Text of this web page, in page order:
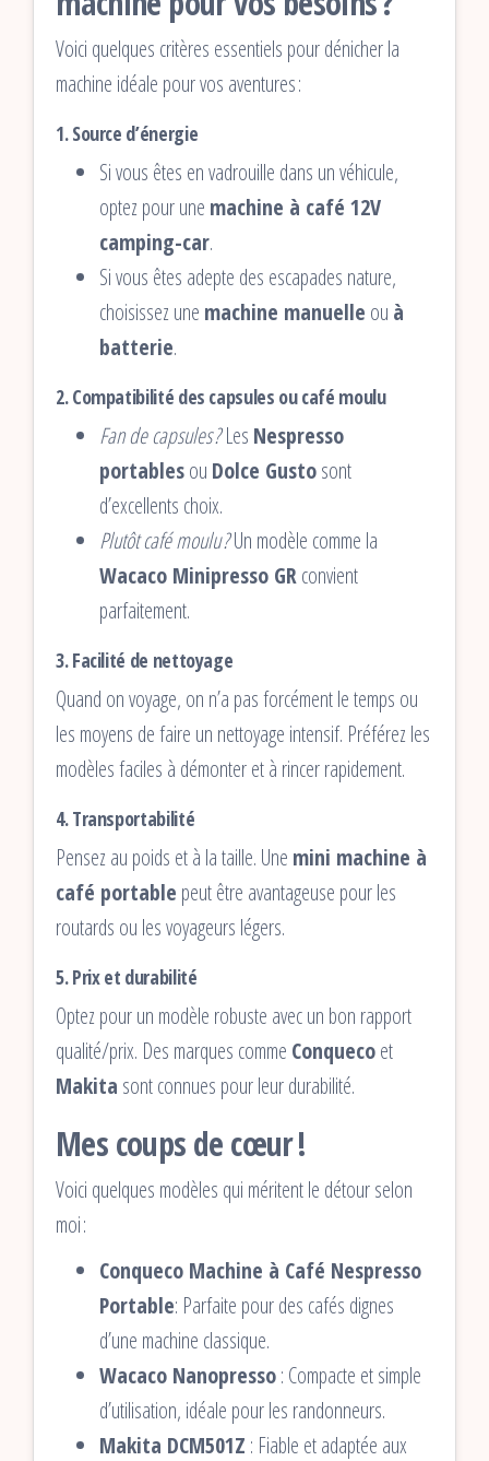
Voici quelques critères essentiels pour dénicher la
machine idéale pour vos aventures :
1.Source d’énergie
Si vous êtes en vadrouille dans un véhicule,
optez pour une machine à café 12V
camping-car.
Si vous êtes adepte des escapades nature,
choisissez une machine manuelle ou à
batterie.
2.Compatibilité des capsules ou café moulu
Fan de capsules ?Les Nespresso
portablesou Dolce Gustosont
d’excellents choix.
Plutôt café moulu ?Un modèle comme la
Wacaco Minipresso GRconvient
parfaitement.
3.Facilité de nettoyage
Quand on voyage, on n’a pas forcément le temps ou
les moyens de faire un nettoyage intensif. Préférez les
modèles faciles à démonter et à rincer rapidement.
4.Transportabilité
Pensez au poids et à la taille. Une mini machine à
café portable peut être avantageuse pour les
routards ou les voyageurs légers.
5.Prix et durabilité
Optez pour un modèle robuste avec un bon rapport
qualité/prix. Des marques comme Conquecoet
Makita sont connues pour leur durabilité.
Mes coups de cœur !
Voici quelques modèles qui méritent le détour selon
moi :
Conqueco Machine à Café Nespresso
Portable: Parfaite pour des cafés dignes
d’une machine classique.
Wacaco Nanopresso: Compacte et simple
d’utilisation, idéale pour les randonneurs.
Makita DCM501Z : Fiable et adaptée aux